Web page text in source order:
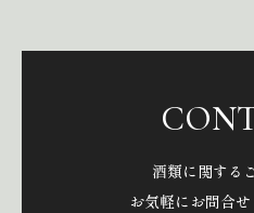
酒類に関する
お気軽にお問合せ